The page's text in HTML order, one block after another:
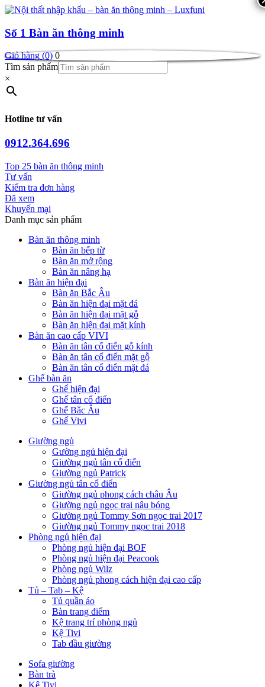
Số 1 Bàn ăn thông minh
Giỏ hàng (0) 0
Tìm sản phẩm
×
Hotline tư vấn
0912.364.696
Top 25 bàn ăn thông minh
Tư vấn
Kiểm tra đơn hàng
Đã xem
Khuyến mại
Danh mục sản phẩm
Bàn ăn thông minh
Bàn ăn bếp từ
Bàn ăn mở rộng
Bàn ăn nâng hạ
Bàn ăn hiện đại
Bàn ăn Bắc Âu
Bàn ăn hiện đại mặt đá
Bàn ăn hiện đại mặt gỗ
Bàn ăn hiện đại mặt kính
Bàn ăn cao cấp VIVI
Bàn ăn tân cổ điển gỗ kính
Bàn ăn tân cổ điển mặt gỗ
Bàn ăn tân cổ điển mặt đá
Ghế bàn ăn
Ghế hiện đại
Ghế tân cổ điển
Ghế Bắc Âu
Ghế Vivi
Giường ngủ
Gường ngủ hiện đại
Giường ngủ tân cổ điển
Giường ngủ Patrick
Giường ngủ tân cổ điển
Giường ngủ phong cách châu Âu
Giường ngủ ngọc trai nâu bóng
Giường ngủ Tommy Sơn ngọc trai 2017
Giường ngủ Tommy ngọc trai 2018
Phòng ngủ hiện đại
Phòng ngủ hiện đại BOF
Phòng ngủ hiện đại Peacook
Phòng ngủ Wilz
Phòng ngủ phong cách hiện đại cao cấp
Tủ – Tab – Kệ
Tủ quần áo
Bàn trang điểm
Kệ trang trí phòng ngủ
Kệ Tivi
Tab đầu giường
Sofa giường
Bàn trà
Kệ Tivi